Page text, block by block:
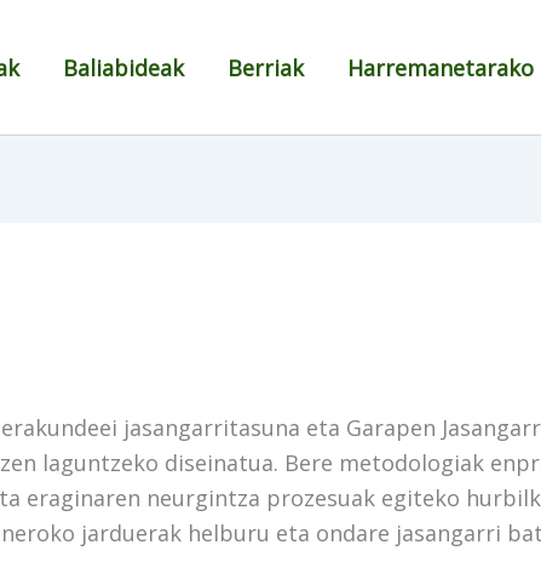
Baliabideak Berriak Harremanetarako
jasangarritasuna eta Garapen
laguntzeko diseinatua. Bere metodologiak
eraginaren neurgintza prozesuak egiteko
jarduerak helburu eta ondare jasangarri